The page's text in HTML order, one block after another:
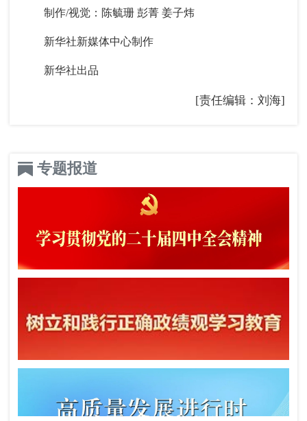
制作/视觉：陈毓珊 彭菁 姜子炜
新华社新媒体中心制作
新华社出品
[责任编辑：刘海]
专题报道